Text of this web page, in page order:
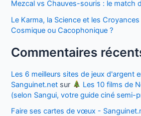
Mezcal vs Chauves-souris : le match
Le Karma, la Science et les
Cosmique ou Cacophonique ?
Commentaires
Les 6 meilleurs sites de jeux d'argent
Sanguinet.net sur
Les 10 films de
(selon Sangui, votre guide ciné semi-
Faire ses cartes de vœux -